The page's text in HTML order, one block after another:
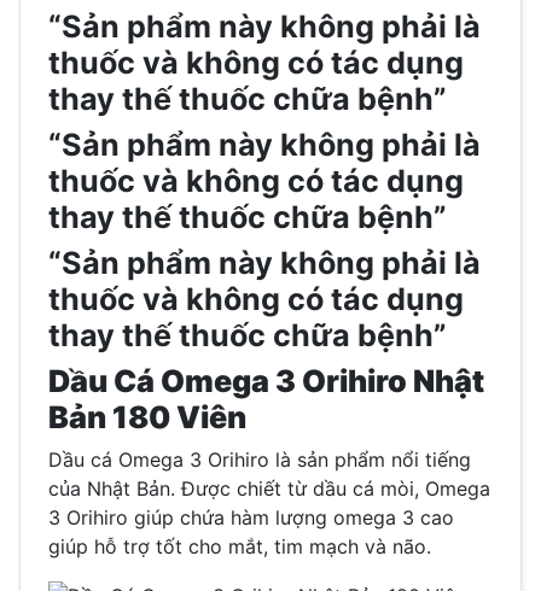
“Sản phẩm này không phải là
thuốc và không có tác dụng
thay thế thuốc chữa bệnh”
“Sản phẩm này không phải là
thuốc và không có tác dụng
thay thế thuốc chữa bệnh”
“Sản phẩm này không phải là
thuốc và không có tác dụng
thay thế thuốc chữa bệnh”
Dầu Cá Omega 3 Orihiro Nhật
Bản 180 Viên
Dầu cá Omega 3 Orihiro là sản phẩm nổi tiếng
của Nhật Bản. Được chiết từ dầu cá mòi, Omega
3 Orihiro giúp chứa hàm lượng omega 3 cao
giúp hỗ trợ tốt cho mắt, tim mạch và não.